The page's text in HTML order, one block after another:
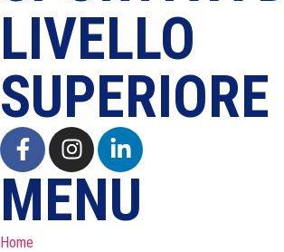
LIVELLO
SUPERIORE
MENU
Home